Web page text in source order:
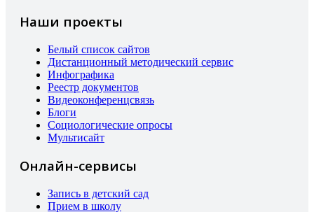
Наши проекты
Белый список сайтов
Дистанционный методический сервис
Инфографика
Реестр документов
Видеоконференцсвязь
Блоги
Социологические опросы
Мультисайт
Онлайн-сервисы
Запись в детский сад
Прием в школу